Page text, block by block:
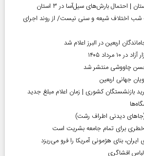
شب اختلاف شیعه و سنی نیست/ از روند اجرای
اربعین در البرز اعلام شد
مرداد ۱۴۰۵
چاووشی منتشر شد
جهانی اربعین
بازنشستگان کشوری | زمان اعلام مبلغ جدید
دیدنی اطراف رشت)
برای تمام جامعه بشریت است
بنای هژمونی آمریکا را فرو می‌ریزد
لباس افشاگری